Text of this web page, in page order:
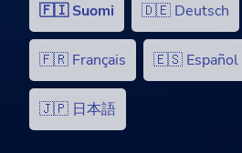
🇫🇮 Suomi 🇩🇪 Deutsch
🇫🇷 Français 🇪🇸 Español
🇯🇵 日本語